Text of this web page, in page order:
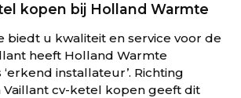
kopen bij Holland Warmte
biedt u kwaliteit en service voor de
heeft Holland Warmte
installateur’. Richting
Vaillant cv-ketel kopen geeft dit